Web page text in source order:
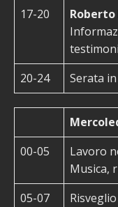
17-20
20-24
Serata
00-05
Lavoro
Musica,
05-07